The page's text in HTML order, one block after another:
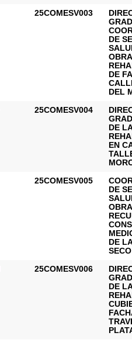
25COMESV003
DE
DE
DEL
25COMESV004
DE
EN
25COMESV005
DE
DE
SECO
25COMESV006
DE